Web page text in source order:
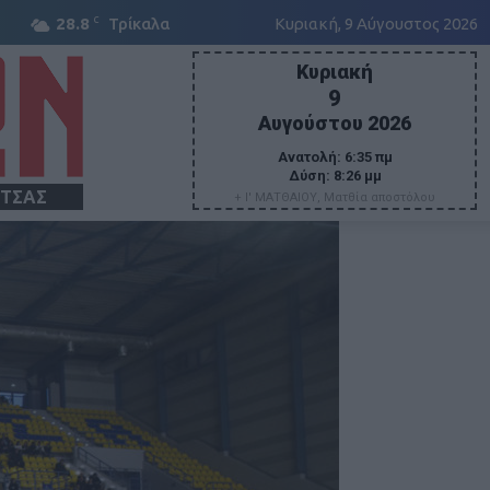
28.8 C Τρίκαλα Κυριακή, 9 Αύγουστος 2026
Κυριακή
9
Αυγούστου 2026
Ανατολή: 6:35 πμ
Δύση: 8:26 μμ
+ Ι' ΜΑΤΘΑΙΟΥ, Ματθία αποστόλου